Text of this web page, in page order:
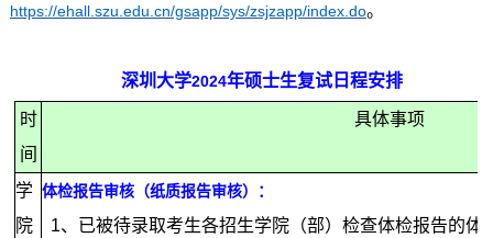
https://ehall.szu.edu.cn/gsapp/sys/zsjzapp/index.do。
深圳大学2024年硕士生复试日程安排
时
间
具体事项
学
院
体检报告审核（纸质报告审核）：
1、已被待录取考生各招生学院（部）检查体检报告的体